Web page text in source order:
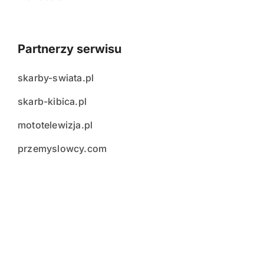
Partnerzy serwisu
skarby-swiata.pl
skarb-kibica.pl
mototelewizja.pl
przemyslowcy.com